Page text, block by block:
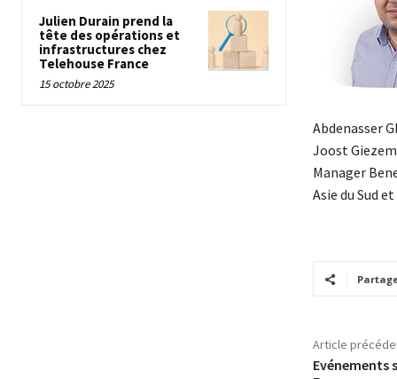
Julien Durain prend la
tête des opérations et
infrastructures chez
Telehouse France
15 octobre 2025
Abdenasser
Joost
Manager
Asie du Sud
Article
Evénements